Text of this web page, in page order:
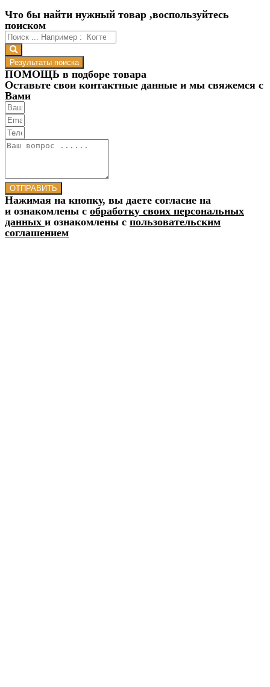
Что бы найти нужный товар ,воспользуйтесь
поиском
Результаты поиска
ПОМОЩЬ в подборе товара
Оставьте свои контактные данные и мы свяжемся с
Вами
ОТПРАВИТЬ
Нажимая на кнопку, вы даете согласие на
и ознакомлены с обработку своих персональных
данных и ознакомлены с пользовательским
соглашением